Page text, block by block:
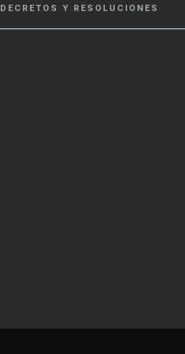
DECRETOS Y RESOLUCIONES